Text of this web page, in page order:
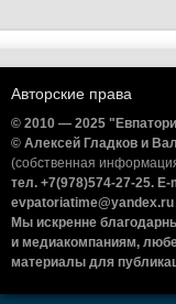
Авторские права
© 2010 — 2025
© Алексей Гладков и
(собственная
тел. +7(978)574-27-25.
evpatoriatime@yandex.ru
Мы искренне
и медиакомпаниям,
материалы для